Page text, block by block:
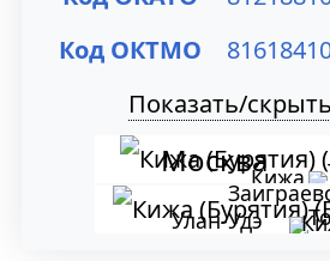
Код ОКТМО
Показать/
Кижа
Москва
Улан-Удэ